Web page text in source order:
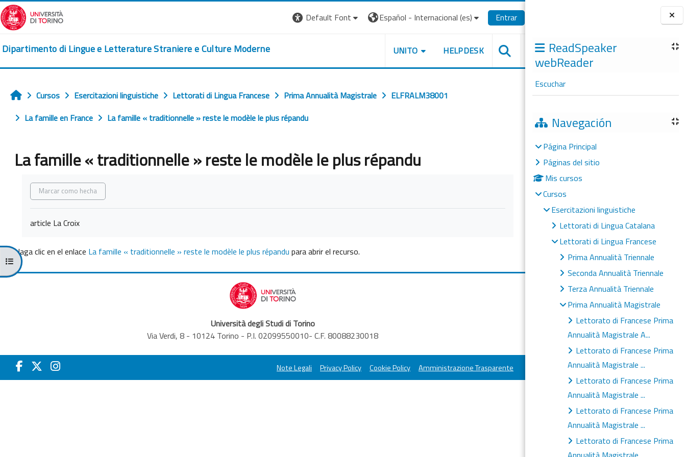
Salta al contenido principal
Bloques
ReadSpeaker
webReader
Escuchar
Navegación
Página Principal
Páginas del sitio
Mis cursos
Cursos
Esercitazioni linguistiche
Lettorati di Lingua Catalana
Lettorati di Lingua Francese
Prima Annualità Triennale
Seconda Annualità Triennale
Terza Annualità Triennale
Prima Annualità Magistrale
Lettorato di Francese Prima
Annualità Magistrale A...
Lettorato di Francese Prima
Annualità Magistrale ...
Lettorato di Francese Prima
Annualità Magistrale ...
Lettorato di Francese Prima
Annualità Magistrale ...
Lettorato di Francese Prima
Default Font Español - Internacional ‎(es)‎ Entrar
Dipartimento di Lingue e Letterature Straniere e Culture Moderne UNITO HELPDESK
Abrir índice del curso
Inicio
Cursos Esercitazioni linguistiche Lettorati di Lingua Francese Prima Annualità Magistrale
ELFRALM38001
La famille en France
La famille « traditionnelle » reste le modèle le plus répandu
La famille « traditionnelle » reste le modèle le plus répandu
Requisitos de finalización
Marcar como hecha
article La Croix
Haga clic en el enlace La famille « traditionnelle » reste le modèle le plus répandu para abrir el recurso.
Università degli Studi di Torino
Via Verdi, 8 - 10124 Torino - P.I. 02099550010- C.F. 80088230018
Note Legali Privacy Policy Cookie Policy Amministrazione Trasparente